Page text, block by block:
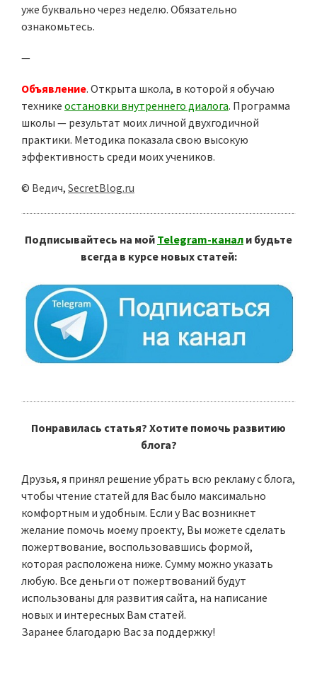
уже буквально через неделю. Обязательно
ознакомьтесь.
—
Объявление. Открыта школа, в которой я обучаю
технике остановки внутреннего диалога. Программа
школы — результат моих личной двухгодичной
практики. Методика показала свою высокую
эффективность среди моих учеников.
© Ведич, SecretBlog.ru
Подписывайтесь на мой Telegram-канал и будьте
всегда в курсе новых статей:
Понравилась статья? Хотите помочь развитию
блога?
Друзья, я принял решение убрать всю рекламу с блога,
чтобы чтение статей для Вас было максимально
комфортным и удобным. Если у Вас возникнет
желание помочь моему проекту, Вы можете сделать
пожертвование, воспользовавшись формой,
которая расположена ниже. Сумму можно указать
любую. Все деньги от пожертвований будут
использованы для развития сайта, на написание
новых и интересных Вам статей.
Заранее благодарю Вас за поддержку!